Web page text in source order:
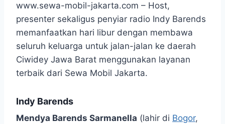
www.sewa-mobil-jakarta.com – Host,
presenter sekaligus penyiar radio Indy Barends
memanfaatkan hari libur dengan membawa
seluruh keluarga untuk jalan-jalan ke daerah
Ciwidey Jawa Barat menggunakan layanan
terbaik dari Sewa Mobil Jakarta.
Indy Barends
Mendya Barends Sarmanella (lahir di Bogor,